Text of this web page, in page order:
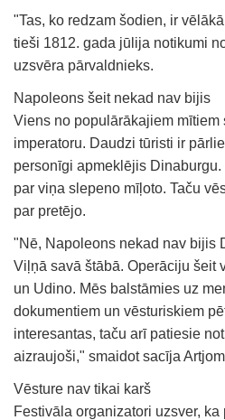
"Tas, ko redzam šodien, ir
tieši 1812. gada jūlija notikumi
uzsvēra pārvaldnieks.
Napoleons šeit nekad nav bijis
Viens no populārākajiem mītiem
imperatoru. Daudzi tūristi ir
personīgi apmeklējis
par viņa slepeno mīļoto. Taču
par pretējo.
"Nē, Napoleons nekad nav bijis
Viļņā savā štābā. Operāciju šeit
un Udino. Mēs balstāmies uz
dokumentiem un vēsturiskiem
interesantas, taču arī patiesie
aizraujoši," smaidot sacīja
Vēsture nav tikai karš
Festivāla organizatori uzsver,